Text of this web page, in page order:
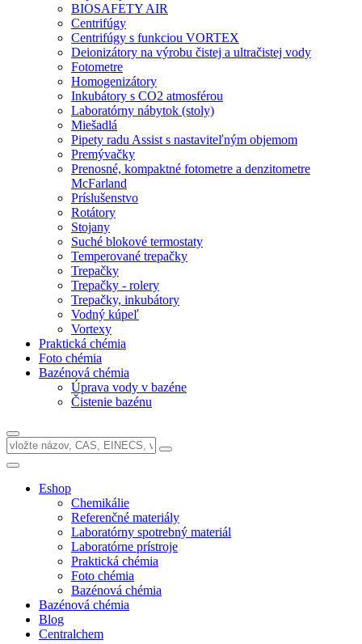
BIOSAFETY AIR
Centrifúgy
Centrifúgy s funkciou VORTEX
Deionizátory na výrobu čistej a ultračistej vody
Fotometre
Homogenizátory
Inkubátory s CO2 atmosférou
Laboratórny nábytok (stoly)
Miešadlá
Pipety radu Assist s nastaviteľným objemom
Premývačky
Prenosné, kompaktné fotometre a denzitometre
McFarland
Príslušenstvo
Rotátory
Stojany
Suché blokové termostaty
Temperované trepačky
Trepačky
Trepačky - rolery
Trepačky, inkubátory
Vodný kúpeľ
Vortexy
Praktická chémia
Foto chémia
Bazénová chémia
Úprava vody v bazéne
Čistenie bazénu
Eshop
Chemikálie
Referenčné materiály
Laboratórny spotrebný materiál
Laboratórne prístroje
Praktická chémia
Foto chémia
Bazénová chémia
Bazénová chémia
Blog
Centralchem